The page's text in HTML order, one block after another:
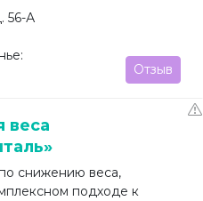
56-А
Отзыв
веса
снижению веса,
подходе к